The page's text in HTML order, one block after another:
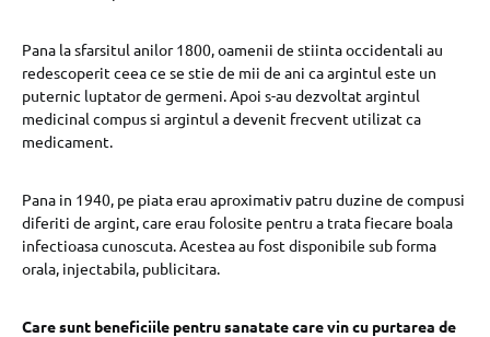
Pana la sfarsitul anilor 1800, oamenii de stiinta occidentali au
redescoperit ceea ce se stie de mii de ani ca argintul este un
puternic luptator de germeni. Apoi s-au dezvoltat argintul
medicinal compus si argintul a devenit frecvent utilizat ca
medicament.
Pana in 1940, pe piata erau aproximativ patru duzine de compusi
diferiti de argint, care erau folosite pentru a trata fiecare boala
infectioasa cunoscuta. Acestea au fost disponibile sub forma
orala, injectabila, publicitara.
Care sunt beneficiile pentru sanatate care vin cu purtarea de